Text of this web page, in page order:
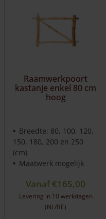
variaties.
worden
op
Raamwerkpoort
kastanje enkel 80 cm
hoog
Breedte: 80, 100, 120,
150, 180, 200 en 250
(cm)
Maatwerk mogelijk
Vanaf€165,00
Levering in 10 werkdagen
(NL/BE)